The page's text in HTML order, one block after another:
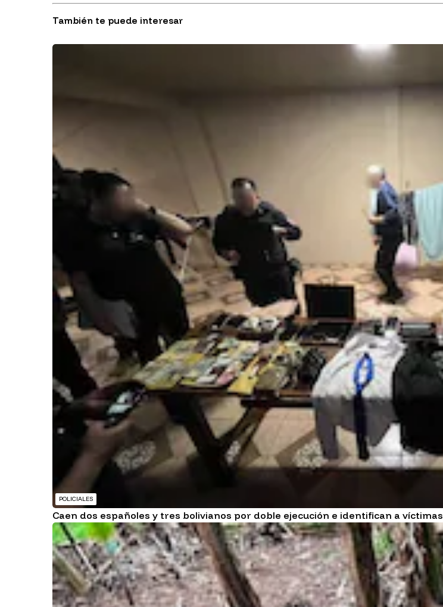
También te puede interesar
POLICIALES
Caen dos españoles y tres bolivianos por doble ejecución e identifican a víctimas